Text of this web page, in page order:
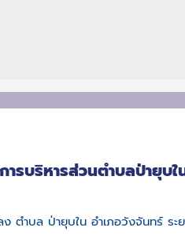
ารบริหารส่วนตำบลป่ายุบใ
ตำบล ป่ายุบใน อำเภอวังจันทร์ ระ